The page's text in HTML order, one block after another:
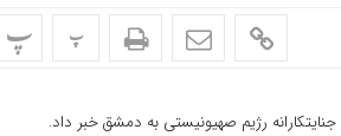
پ پ
رژیم صهیونیستی به دمشق خبر داد.